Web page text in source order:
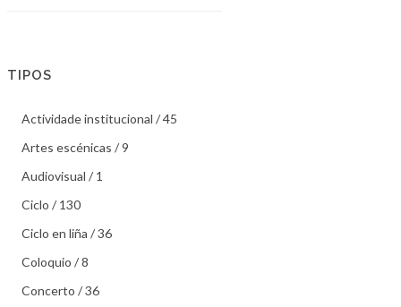
TIPOS
Actividade institucional / 45
Artes escénicas / 9
Audiovisual / 1
Ciclo / 130
Ciclo en liña / 36
Coloquio / 8
Concerto / 36